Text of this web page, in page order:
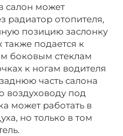
салон может
радиатор отопителя,
позицию заслонку
также подается к
боковым стеклам
к ногам водителя
часть салона
воздуховоду под
может работать в
но только в том